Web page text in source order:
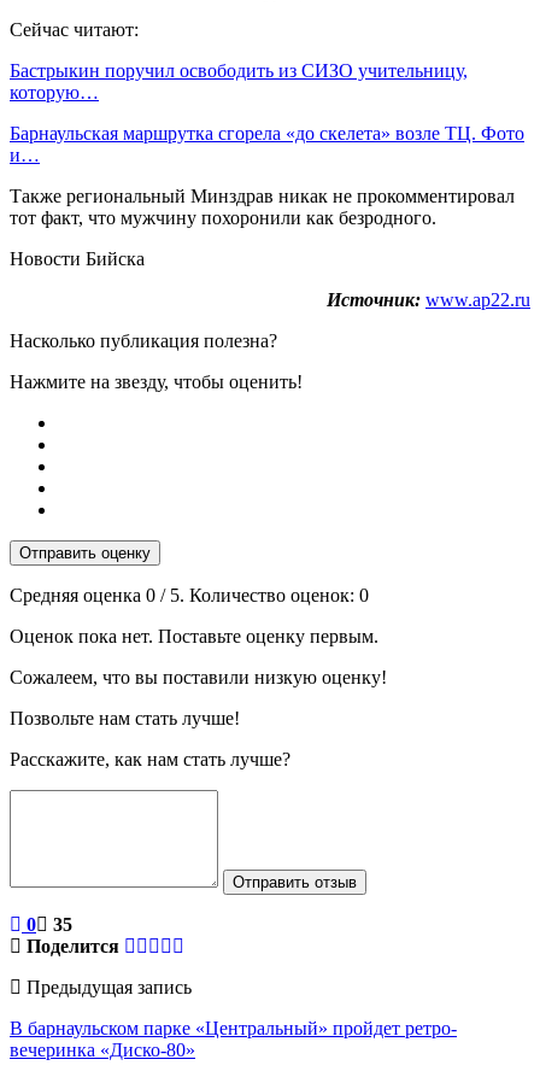
Сейчас читают:
Бастрыкин поручил освободить из СИЗО учительницу,
которую…
Барнаульская маршрутка сгорела «до скелета» возле ТЦ. Фото
и…
Также региональный Минздрав никак не прокомментировал
тот факт, что мужчину похоронили как безродного.
Новости Бийска
Источник: www.ap22.ru
Насколько публикация полезна?
Нажмите на звезду, чтобы оценить!
Отправить оценку
Средняя оценка 0 / 5. Количество оценок: 0
Оценок пока нет. Поставьте оценку первым.
Сожалеем, что вы поставили низкую оценку!
Позвольте нам стать лучше!
Расскажите, как нам стать лучше?
Отправить отзыв
0
35
Поделится
Предыдущая запись
В барнаульском парке «Центральный» пройдет ретро-
вечеринка «Диско-80»